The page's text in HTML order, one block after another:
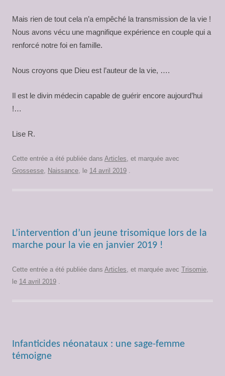
Mais rien de tout cela n’a empêché la transmission de la vie !
Nous avons vécu une magnifique expérience en couple qui a
renforcé notre foi en famille.
Nous croyons que Dieu est l’auteur de la vie, ….
Il est le divin médecin capable de guérir encore aujourd’hui
!…
Lise R.
Cette entrée a été publiée dans Articles, et marquée avec
Grossesse, Naissance, le 14 avril 2019 .
L’intervention d’un jeune trisomique lors de la
marche pour la vie en janvier 2019 !
Cette entrée a été publiée dans Articles, et marquée avec Trisomie,
le 14 avril 2019 .
Infanticides néonataux : une sage-femme
témoigne